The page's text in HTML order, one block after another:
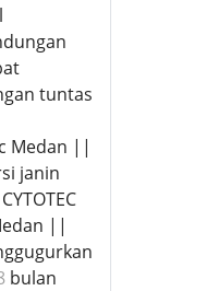
tuntas
Medan ||
janin
||
bulan